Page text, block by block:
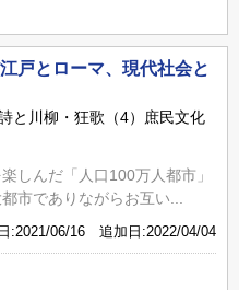
戸とローマ、現代社会と
と川柳・狂歌（4）庶民文化
しんだ「人口100万人都市」
市でありながらお互い...
:2021/06/16 追加日:2022/04/04